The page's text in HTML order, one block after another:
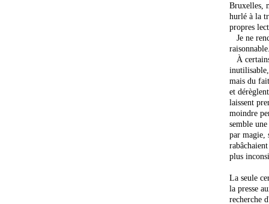
Bruxelles,
hurlé à la
propres
Je ne
À
mais du
et
laissent
moindre
semble
par magie,
plus
La seule
la presse
recherche